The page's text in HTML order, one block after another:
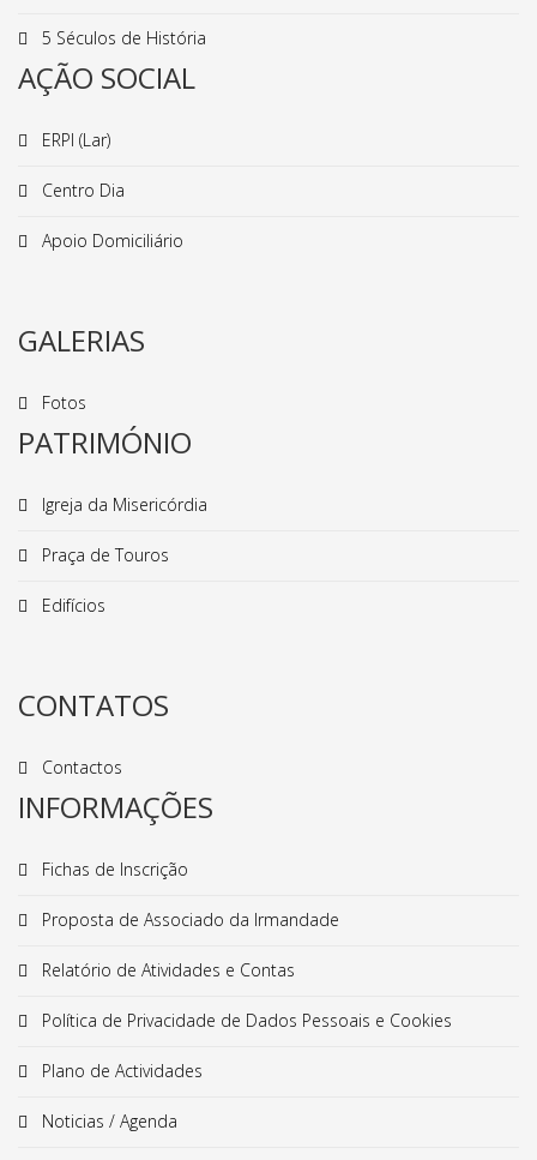
5 Séculos de História
AÇÃO SOCIAL
ERPI (Lar)
Centro Dia
Apoio Domiciliário
GALERIAS
Fotos
PATRIMÓNIO
Igreja da Misericórdia
Praça de Touros
Edifícios
CONTATOS
Contactos
INFORMAÇÕES
Fichas de Inscrição
Proposta de Associado da Irmandade
Relatório de Atividades e Contas
Política de Privacidade de Dados Pessoais e Cookies
Plano de Actividades
Noticias / Agenda